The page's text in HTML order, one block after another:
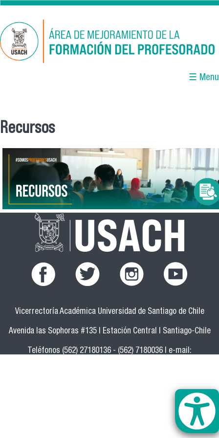
Pasar al contenido principal
☰ Menu
Recursos
Vicerrectoría Académica Universidad de Santiago de Chile
Avenida las Sophoras #135 | Estación Central | Santiago-Chile
Teléfonos (562) 27180136 - (562) 7180036 | e-mail: